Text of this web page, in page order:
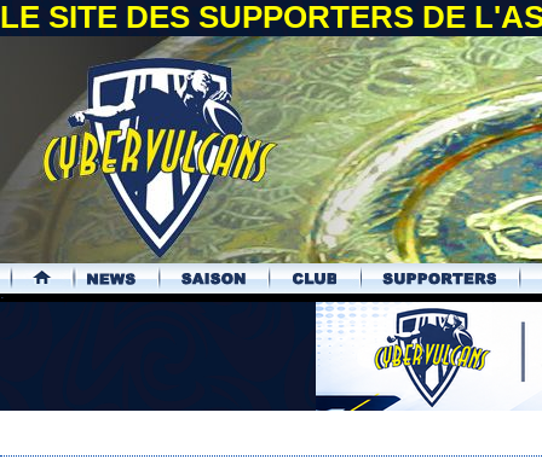
LE SITE DES SUPPORTERS DE
.